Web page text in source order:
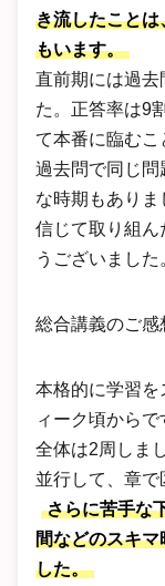
き流したこと
もいます。
直前期には過去
た。正答率は9
て本番に臨むこ
過去問で同じ
な時期もあり
信じて取り組ん
うございました
総合講義のご
本格的に学習を
ィーク頃から
全体は2周しま
並行して、章で
さらに苦手な
間などのスキ
した。